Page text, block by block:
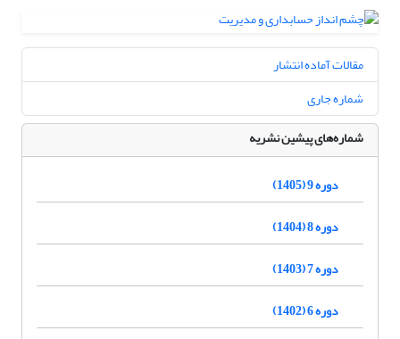
مقالات آماده انتشار
شماره جاری
شماره‌های پیشین نشریه
دوره 9 (1405)
دوره 8 (1404)
دوره 7 (1403)
دوره 6 (1402)